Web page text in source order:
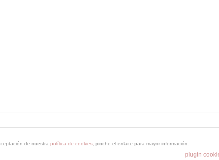
de nuestra política de cookies , pinche el enlace para mayor información.
plugin